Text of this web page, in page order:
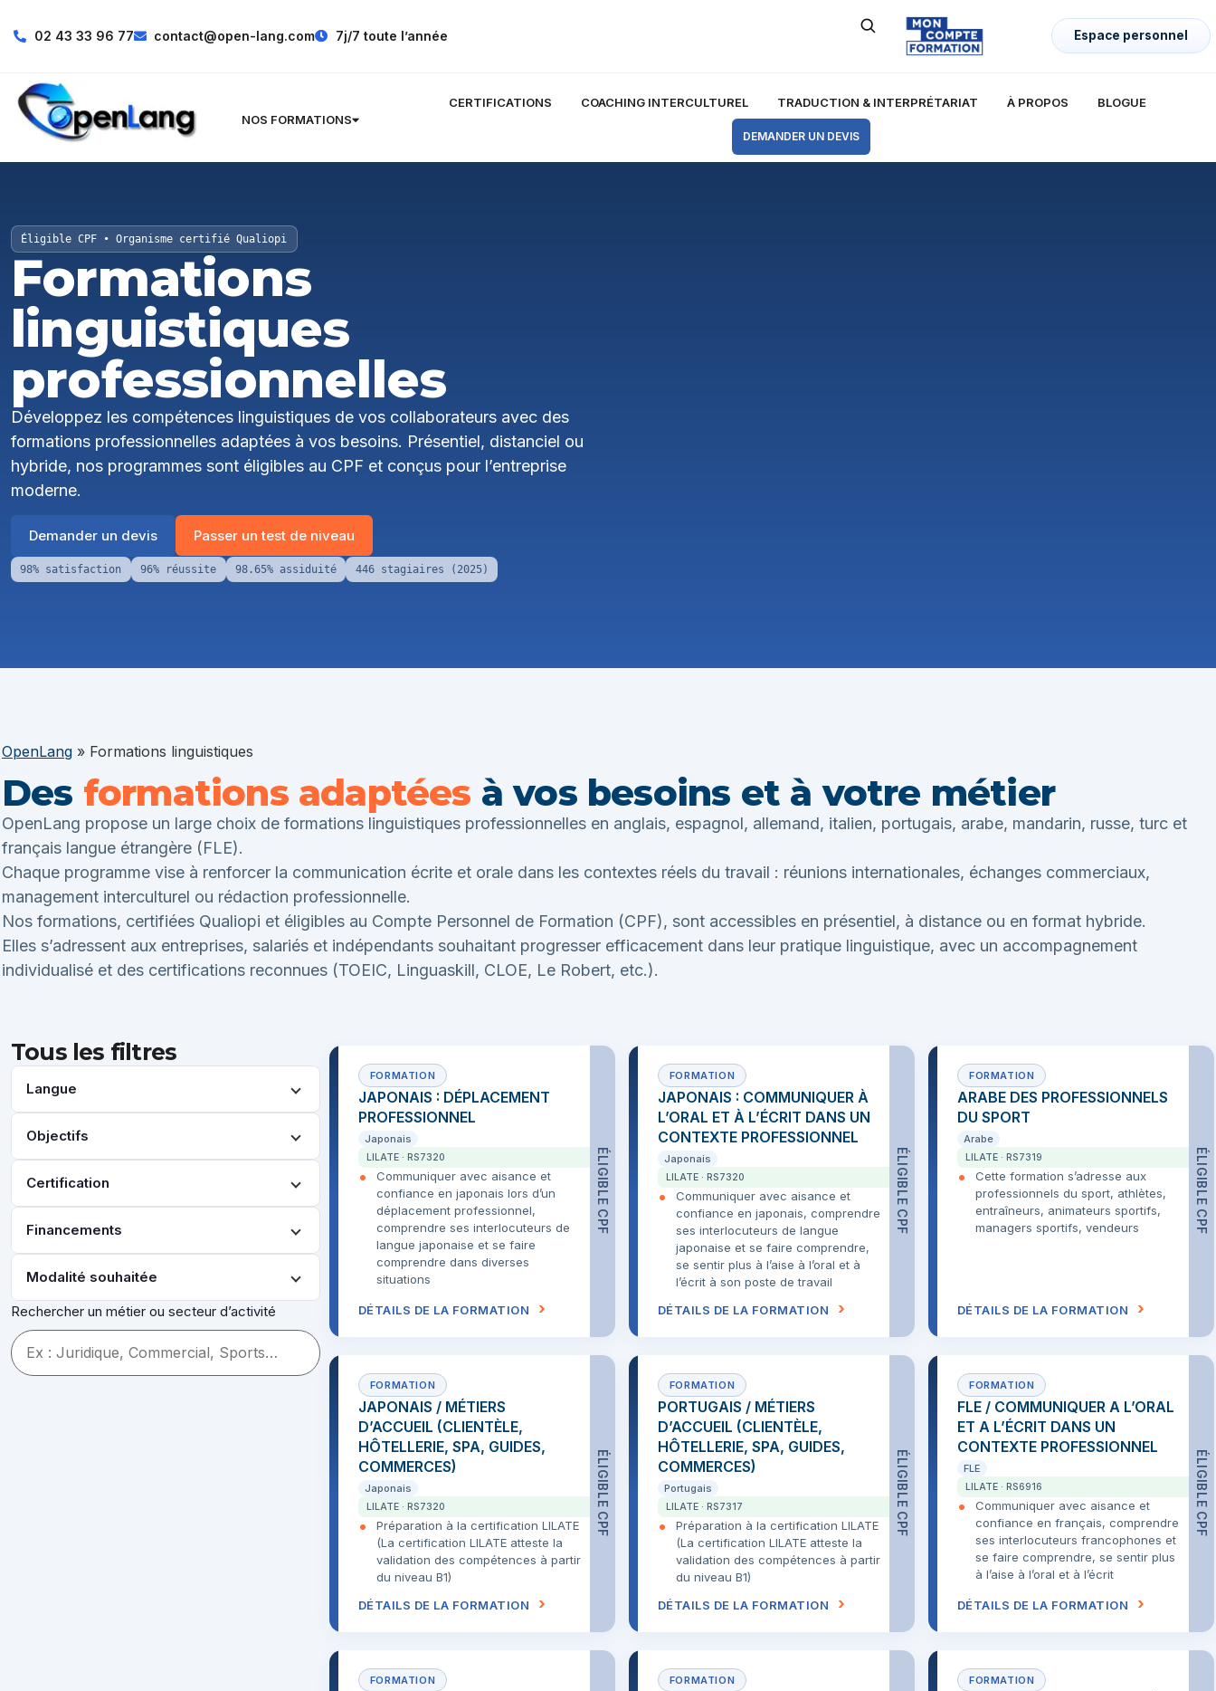
02 43 33 96 77 contact@open-lang.com 7j/7 toute l’année Espace personnel
NOS FORMATIONS
CERTIFICATIONS COACHING INTERCULTUREL TRADUCTION & INTERPRÉTARIAT À PROPOS BLOGUE
DEMANDER UN DEVIS
Éligible CPF • Organisme certifié Qualiopi
Formations
linguistiques
professionnelles
Développez les compétences linguistiques de vos collaborateurs avec des
formations professionnelles adaptées à vos besoins. Présentiel, distanciel ou
hybride, nos programmes sont éligibles au CPF et conçus pour l’entreprise
moderne.
Demander un devis Passer un test de niveau
98% satisfaction 96% réussite 98.65% assiduité 446 stagiaires (2025)
OpenLang » Formations linguistiques
Des formations adaptées à vos besoins et à votre métier
OpenLang propose un large choix de formations linguistiques professionnelles en anglais, espagnol, allemand, italien, portugais, arabe, mandarin, russe, turc et
français langue étrangère (FLE).
Chaque programme vise à renforcer la communication écrite et orale dans les contextes réels du travail : réunions internationales, échanges commerciaux,
management interculturel ou rédaction professionnelle.
Nos formations, certifiées Qualiopi et éligibles au Compte Personnel de Formation (CPF), sont accessibles en présentiel, à distance ou en format hybride.
Elles s’adressent aux entreprises, salariés et indépendants souhaitant progresser efficacement dans leur pratique linguistique, avec un accompagnement
individualisé et des certifications reconnues (TOEIC, Linguaskill, CLOE, Le Robert, etc.).
Tous les filtres
Langue
Objectifs
Certification
Financements
Modalité souhaitée
Rechercher un métier ou secteur d’activité
JAPONAIS : DÉPLACEMENT
PROFESSIONNEL
ÉLIGIBLE CPF
Japonais
LILATE · RS7320
Communiquer avec aisance et
confiance en japonais lors d’un
déplacement professionnel,
comprendre ses interlocuteurs de
langue japonaise et se faire
comprendre dans diverses
situations
DÉTAILS DE LA FORMATION
JAPONAIS : COMMUNIQUER À
L’ORAL ET À L’ÉCRIT DANS UN
CONTEXTE PROFESSIONNEL
ÉLIGIBLE CPF
Japonais
LILATE · RS7320
Communiquer avec aisance et
confiance en japonais, comprendre
ses interlocuteurs de langue
japonaise et se faire comprendre,
se sentir plus à l’aise à l’oral et à
l’écrit à son poste de travail
DÉTAILS DE LA FORMATION
ARABE DES PROFESSIONNELS
DU SPORT
ÉLIGIBLE CPF
Arabe
LILATE · RS7319
Cette formation s’adresse aux
professionnels du sport, athlètes,
entraîneurs, animateurs sportifs,
managers sportifs, vendeurs
DÉTAILS DE LA FORMATION
JAPONAIS / MÉTIERS
D’ACCUEIL (CLIENTÈLE,
HÔTELLERIE, SPA, GUIDES,
COMMERCES)
ÉLIGIBLE CPF
Japonais
LILATE · RS7320
Préparation à la certification LILATE
(La certification LILATE atteste la
validation des compétences à partir
du niveau B1)
DÉTAILS DE LA FORMATION
PORTUGAIS / MÉTIERS
D’ACCUEIL (CLIENTÈLE,
HÔTELLERIE, SPA, GUIDES,
COMMERCES)
ÉLIGIBLE CPF
Portugais
LILATE · RS7317
Préparation à la certification LILATE
(La certification LILATE atteste la
validation des compétences à partir
du niveau B1)
DÉTAILS DE LA FORMATION
FLE / COMMUNIQUER A L’ORAL
ET A L’ÉCRIT DANS UN
CONTEXTE PROFESSIONNEL
ÉLIGIBLE CPF
FLE
LILATE · RS6916
Communiquer avec aisance et
confiance en français, comprendre
ses interlocuteurs francophones et
se faire comprendre, se sentir plus
à l’aise à l’oral et à l’écrit
DÉTAILS DE LA FORMATION